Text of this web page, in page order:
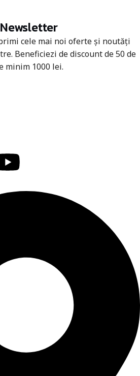
cele mai noi oferte și noutăți
Beneficiezi de discount de 50 de
minim 1000 lei.